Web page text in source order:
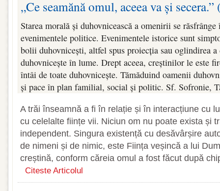
„Ce seamănă omul, aceea va și
Starea morală și duhovnicească a omenirii se
evenimentele politice. Evenimentele istorice sunt
bolii duhovnicești, altfel spus proiecția sau oglindirea a
duhovnicește în lume. Drept aceea, creștinilor le este
întâi de toate duhovnicește. Tămăduind oamenii
și pace în plan familial, social și politic. Sf. Sofronie,
A trăi înseamnă a fi în relație și în interacțiune cu
cu celelalte ființe vii. Niciun om nu poate exista și
independent. Singura existență cu desăvârșire
de nimeni și de nimic, este Ființa veșincă a lui
creștină, conform căreia omul a fost făcut după
Citeste Articolul